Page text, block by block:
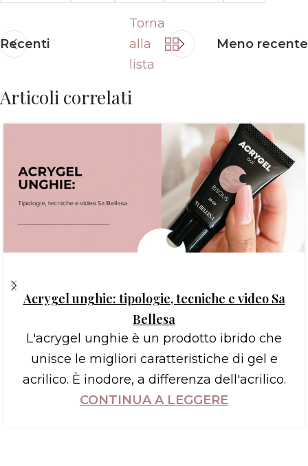
Recenti
Torna
alla
lista
Meno recente
Articoli correlati
Acrygel unghie: tipologie, tecniche e video Sa
Bellesa
L'acrygel unghie è un prodotto ibrido che
unisce le migliori caratteristiche di gel e
acrilico. È inodore, a differenza dell'acrilico.
CONTINUA A LEGGERE